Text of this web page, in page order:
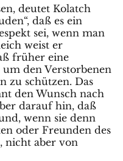
deutet Kolatch
daß es ein
sei, wenn man
weist er
früher eine
den Verstorbenen
zu schützen. Das
den Wunsch nach
darauf hin, daß
wenn sie denn
oder Freunden des
nicht aber von